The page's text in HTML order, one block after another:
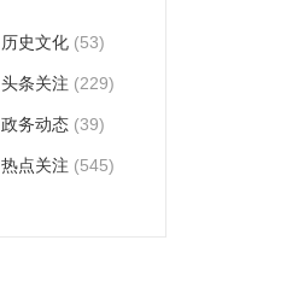
历史文化(53)
头条关注 (229)
政务动态(39)
热点关注 (545)